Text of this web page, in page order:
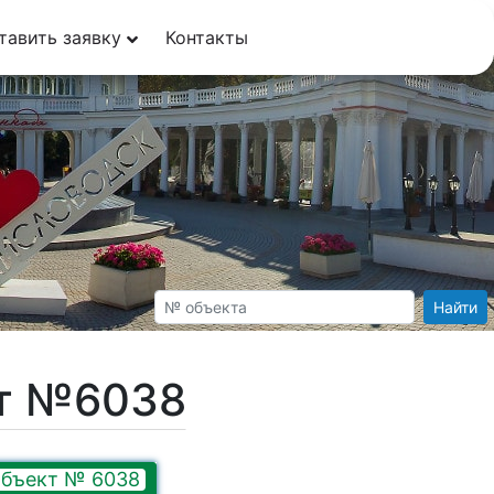
заявку Контакты
Найти
№6038
№ 6038